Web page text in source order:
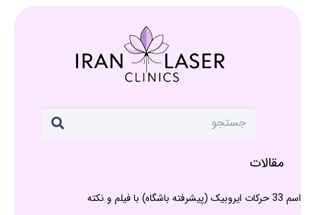
مقالات
اسم 33 حرکات ایروبیک (پیشرفته باشگاه) با فیلم و نکته